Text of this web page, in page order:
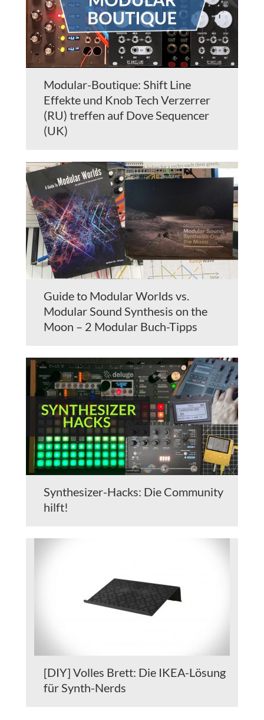
Modular-Boutique: Shift Line
Effekte und Knob Tech Verzerrer
(RU) treffen auf Dove Sequencer
(UK)
Guide to Modular Worlds vs.
Modular Sound Synthesis on the
Moon – 2 Modular Buch-Tipps
Synthesizer-Hacks: Die Community
hilft!
[DIY] Volles Brett: Die IKEA-Lösung
für Synth-Nerds